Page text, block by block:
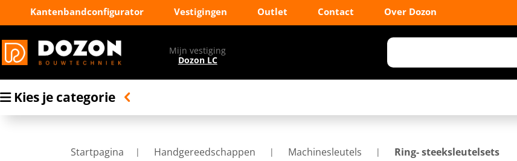
Kantenbandconfigurator Vestigingen Outlet Contact Over Dozon
Mijn vestiging
Dozon LC
Kies je categorie
Startpagina Handgereedschappen Machinesleutels Ring- steeksleutelsets